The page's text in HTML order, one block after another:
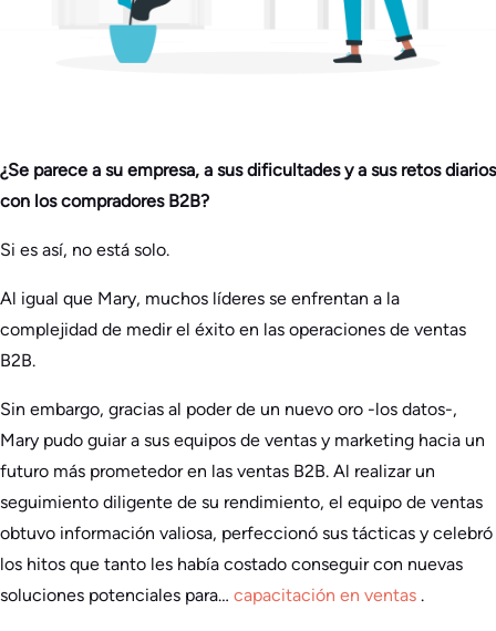
¿Se parece a su empresa, a sus dificultades y a sus retos diarios
con los compradores B2B?
Si es así, no está solo.
Al igual que Mary, muchos líderes se enfrentan a la
complejidad de medir el éxito en las operaciones de ventas
B2B.
Sin embargo, gracias al poder de un nuevo oro -los datos-,
Mary pudo guiar a sus equipos de ventas y marketing hacia un
futuro más prometedor en las ventas B2B. Al realizar un
seguimiento diligente de su rendimiento, el equipo de ventas
obtuvo información valiosa, perfeccionó sus tácticas y celebró
los hitos que tanto les había costado conseguir con nuevas
soluciones potenciales para… capacitación en ventas .